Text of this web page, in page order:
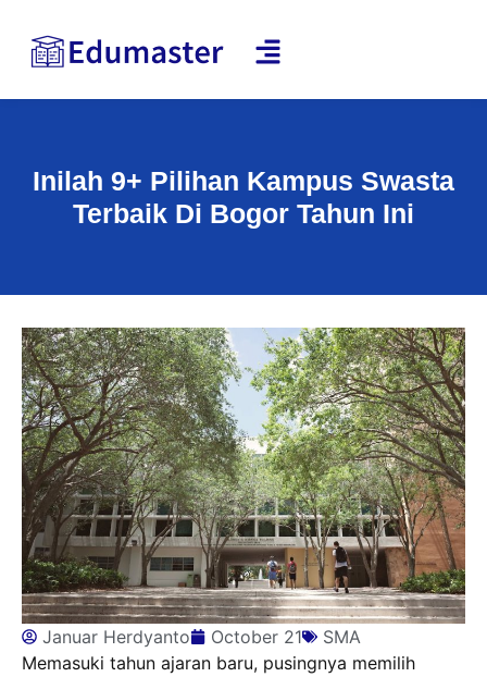
Inilah 9+ Pilihan Kampus Swasta
Terbaik Di Bogor Tahun Ini
Januar Herdyanto October 21
SMA
Memasuki tahun ajaran baru, pusingnya memilih